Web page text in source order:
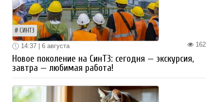
СИНТЗ
162
14:37 | 6 августа
Новое поколение на СинТЗ: сегодня — экскурсия,
завтра — любимая работа!